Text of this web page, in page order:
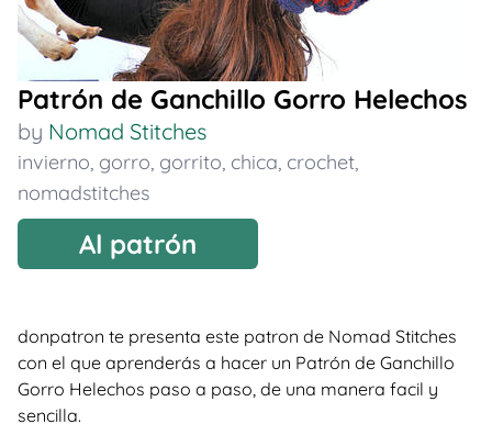
Patrón de Ganchillo Gorro Helechos
by Nomad Stitches
invierno, gorro, gorrito, chica, crochet,
nomadstitches
Al patrón
donpatron te presenta este patron de Nomad Stitches
con el que aprenderás a hacer un Patrón de Ganchillo
Gorro Helechos paso a paso, de una manera facil y
sencilla.